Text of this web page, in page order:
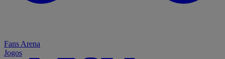
Fans Arena
Jogos